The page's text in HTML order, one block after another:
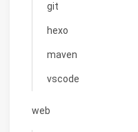
git
hexo
maven
vscode
web